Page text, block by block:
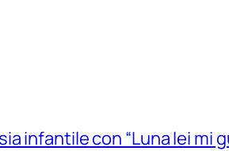
infantile con “Luna lei mi